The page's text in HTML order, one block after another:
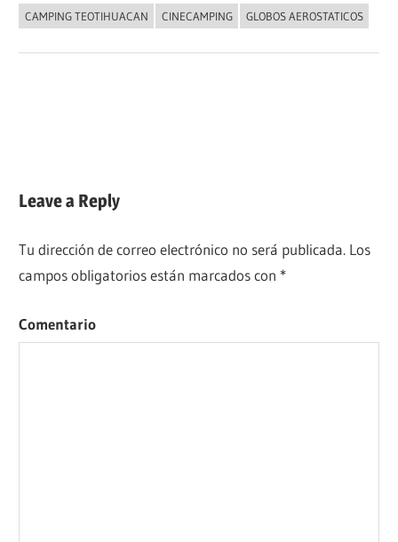
CAMPING TEOTIHUACAN CINECAMPING GLOBOS AEROSTATICOS
Leave a Reply
Tu dirección de correo electrónico no será publicada. Los
campos obligatorios están marcados con *
Comentario